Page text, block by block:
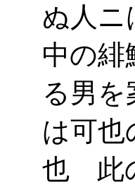
ぬ人ニ
中の
る男
は可
也 此